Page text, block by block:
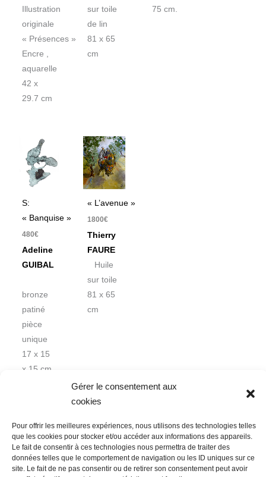
Gérer le consentement aux
cookies
Pour offrir les meilleures expériences, nous utilisons des technologies telles
que les cookies pour stocker et/ou accéder aux informations des appareils.
Le fait de consentir à ces technologies nous permettra de traiter des
données telles que le comportement de navigation ou les ID uniques sur ce
site. Le fait de ne pas consentir ou de retirer son consentement peut avoir
Illustration
originale
« Présences »
Encre ,
aquarelle
42 x
29.7 cm
sur toile
de lin
81 x 65
cm
75 cm.
S:
« Banquise »
480€
Adeline
GUIBAL
bronze
patiné
pièce
unique
17 x 15
x 15 cm
« L’avenue »
1800€
Thierry
FAURE
Huile
sur toile
81 x 65
cm
Nous contacter Conditions Générales de Ventes